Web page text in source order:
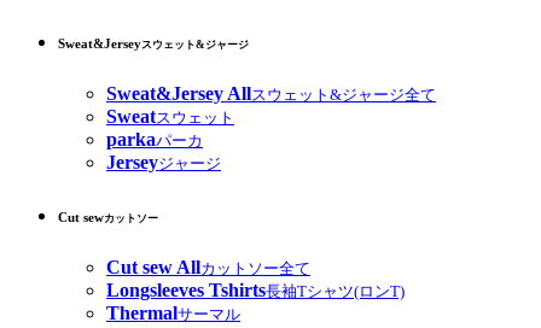
Sweat&Jerseyスウェット&ジャージ
Sweat&Jersey Allスウェット&ジャージ全て
Sweatスウェット
parkaパーカ
Jerseyジャージ
Cut sewカットソー
Cut sew Allカットソー全て
Longsleeves Tshirts長袖Tシャツ(ロンT)
Thermalサーマル